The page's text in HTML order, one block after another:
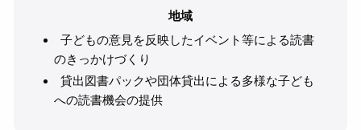
地域
子どもの意見を反映したイベント等による読書
のきっかけづくり
貸出図書パックや団体貸出による多様な子ども
への読書機会の提供